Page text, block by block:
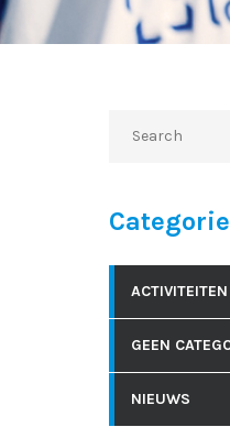
ACTIVITEITEN
GEEN
NIEUWS